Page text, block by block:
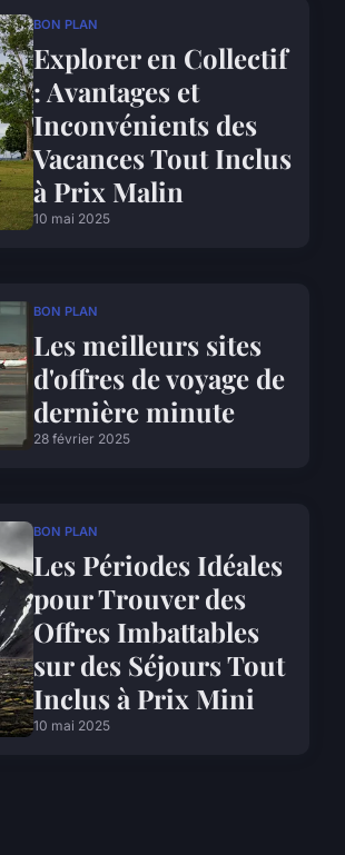
BON PLAN
Explorer en Collectif
: Avantages et
Inconvénients des
Vacances Tout Inclus
à Prix Malin
10 mai 2025
BON PLAN
Les meilleurs sites
d'offres de voyage de
dernière minute
28 février 2025
BON PLAN
Les Périodes Idéales
pour Trouver des
Offres Imbattables
sur des Séjours Tout
Inclus à Prix Mini
10 mai 2025